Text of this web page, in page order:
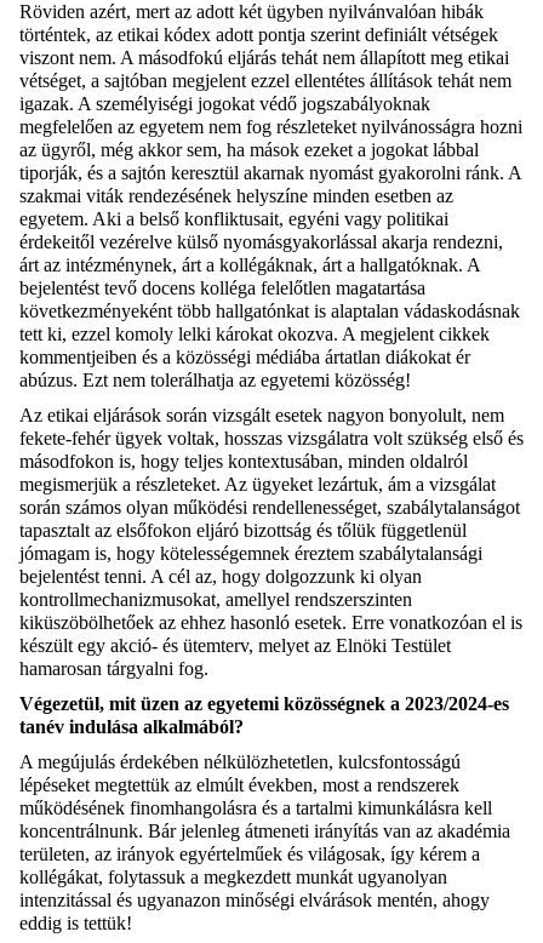
Röviden azért, mert az adott két ügyben nyilvánvalóan hibák
történtek, az etikai kódex adott pontja szerint definiált vétségek
viszont nem. A másodfokú eljárás tehát nem állapított meg etikai
vétséget, a sajtóban megjelent ezzel ellentétes állítások tehát nem
igazak. A személyiségi jogokat védő jogszabályoknak
megfelelően az egyetem nem fog részleteket nyilvánosságra hozni
az ügyről, még akkor sem, ha mások ezeket a jogokat lábbal
tiporják, és a sajtón keresztül akarnak nyomást gyakorolni ránk. A
szakmai viták rendezésének helyszíne minden esetben az
egyetem. Aki a belső konfliktusait, egyéni vagy politikai
érdekeitől vezérelve külső nyomásgyakorlással akarja rendezni,
árt az intézménynek, árt a kollégáknak, árt a hallgatóknak. A
bejelentést tevő docens kolléga felelőtlen magatartása
következményeként több hallgatónkat is alaptalan vádaskodásnak
tett ki, ezzel komoly lelki károkat okozva. A megjelent cikkek
kommentjeiben és a közösségi médiába ártatlan diákokat ér
abúzus. Ezt nem tolerálhatja az egyetemi közösség!
Az etikai eljárások során vizsgált esetek nagyon bonyolult, nem
fekete-fehér ügyek voltak, hosszas vizsgálatra volt szükség első és
másodfokon is, hogy teljes kontextusában, minden oldalról
megismerjük a részleteket. Az ügyeket lezártuk, ám a vizsgálat
során számos olyan működési rendellenességet, szabálytalanságot
tapasztalt az elsőfokon eljáró bizottság és tőlük függetlenül
jómagam is, hogy kötelességemnek éreztem szabálytalansági
bejelentést tenni. A cél az, hogy dolgozzunk ki olyan
kontrollmechanizmusokat, amellyel rendszerszinten
kiküszöbölhetőek az ehhez hasonló esetek. Erre vonatkozóan el is
készült egy akció- és ütemterv, melyet az Elnöki Testület
hamarosan tárgyalni fog.
Végezetül, mit üzen az egyetemi közösségnek a 2023/2024-es
tanév indulása alkalmából?
A megújulás érdekében nélkülözhetetlen, kulcsfontosságú
lépéseket megtettük az elmúlt években, most a rendszerek
működésének finomhangolásra és a tartalmi kimunkálásra kell
koncentrálnunk. Bár jelenleg átmeneti irányítás van az akadémia
területen, az irányok egyértelműek és világosak, így kérem a
kollégákat, folytassuk a megkezdett munkát ugyanolyan
intenzitással és ugyanazon minőségi elvárások mentén, ahogy
eddig is tettük!